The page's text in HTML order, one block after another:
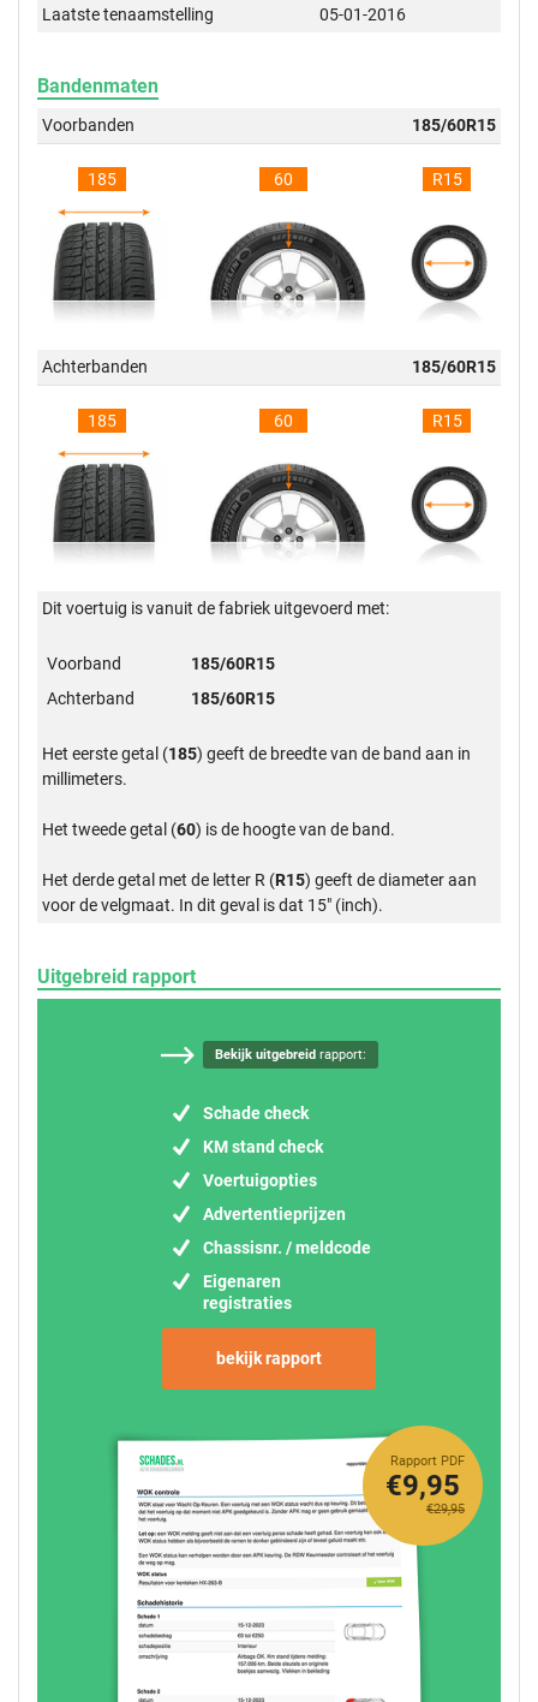
Laatste tenaamstelling
05-01-2016
Bandenmaten
Voorbanden 185/60R15
185 60 R15
Achterbanden 185/60R15
185 60 R15
Dit voertuig is vanuit de fabriek uitgevoerd met:
Voorband
185/60R15
Achterband
185/60R15
Het eerste getal (185) geeft de breedte van de band aan in
millimeters.
Het tweede getal (60) is de hoogte van de band.
Het derde getal met de letter R (R15) geeft de diameter aan
voor de velgmaat. In dit geval is dat 15" (inch).
Uitgebreid rapport
Bekijk uitgebreid rapport:
Schade check
KM stand check
Voertuigopties
Advertentieprijzen
Chassisnr. / meldcode
Eigenaren
registraties
bekijk rapport
Rapport PDF
€29,95
€9,95